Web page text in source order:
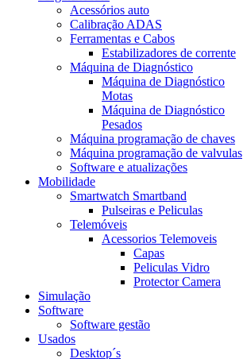
Acessórios auto
Calibração ADAS
Ferramentas e Cabos
Estabilizadores de corrente
Máquina de Diagnóstico
Máquina de Diagnóstico
Motas
Máquina de Diagnóstico
Pesados
Máquina programação de chaves
Máquina programação de valvulas
Software e atualizações
Mobilidade
Smartwatch Smartband
Pulseiras e Peliculas
Telemóveis
Acessorios Telemoveis
Capas
Peliculas Vidro
Protector Camera
Simulação
Software
Software gestão
Usados
Desktop´s